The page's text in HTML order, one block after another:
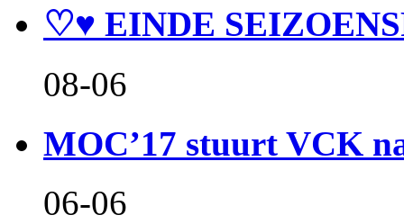
♡♥ EINDE
08-06
MOC’17 stuurt VCK
06-06